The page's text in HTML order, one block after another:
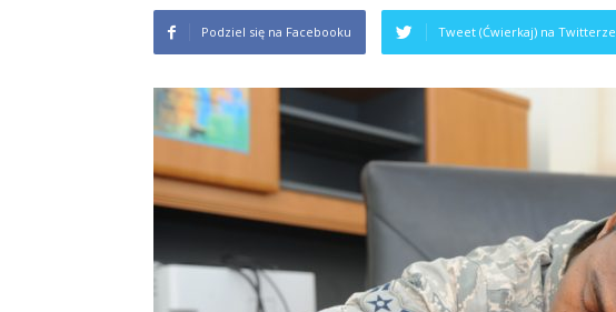
Podziel się na Facebooku Tweet (Ćwierkaj) na Twitterze